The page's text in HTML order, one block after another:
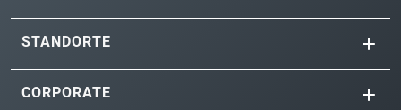
STANDORTE
CORPORATE